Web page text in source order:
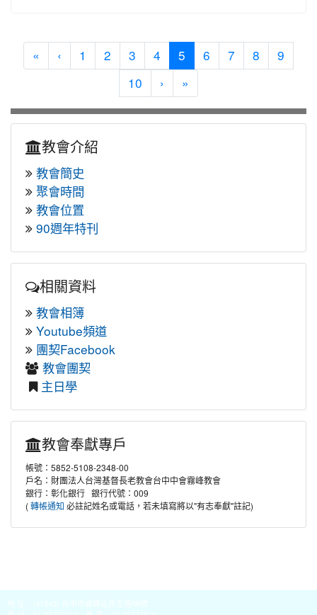
« ‹ 1 2 3 4 5 (current)
6 7 8 9
10 › »
教會介紹
教會簡史
聚會時間
教會位置
90週年特刊
相關資料
教會相簿
Youtube頻道
團契Facebook
教會團契
主日學
教會奉獻專戶
帳號：5852-5108-2348-00
戶名：財團法人台灣基督長老教會台中中會霧峰教會
銀行：彰化銀行 銀行代號：009
( 轉帳通知 必註記姓名或電話，若未填寫將以"有志奉獻"註記)
地 址：(41343) 台中市霧峰區民生路58號